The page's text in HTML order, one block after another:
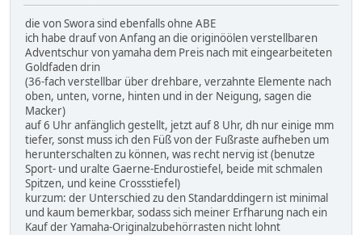
die von Swora sind ebenfalls ohne ABE
ich habe drauf von Anfang an die originöölen verstellbaren
Adventschur von yamaha dem Preis nach mit eingearbeiteten
Goldfaden drin
(36-fach verstellbar über drehbare, verzahnte Elemente nach
oben, unten, vorne, hinten und in der Neigung, sagen die
Macker)
auf 6 Uhr anfänglich gestellt, jetzt auf 8 Uhr, dh nur einige mm
tiefer, sonst muss ich den Füß von der Fußraste aufheben um
herunterschalten zu können, was recht nervig ist (benutze
Sport- und uralte Gaerne-Endurostiefel, beide mit schmalen
Spitzen, und keine Crossstiefel)
kurzum: der Unterschied zu den Standarddingern ist minimal
und kaum bemerkbar, sodass sich meiner Erfharung nach ein
Kauf der Yamaha-Originalzubehörrasten nicht lohnt